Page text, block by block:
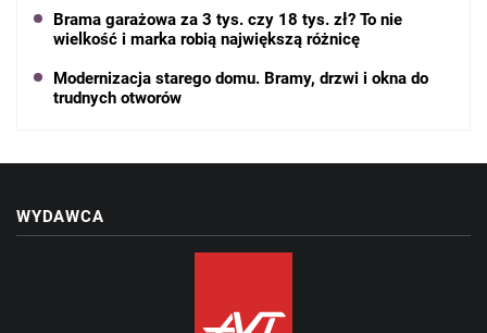
Brama garażowa za 3 tys. czy 18 tys. zł? To nie
wielkość i marka robią największą różnicę
Modernizacja starego domu. Bramy, drzwi i okna do
trudnych otworów
WYDAWCA